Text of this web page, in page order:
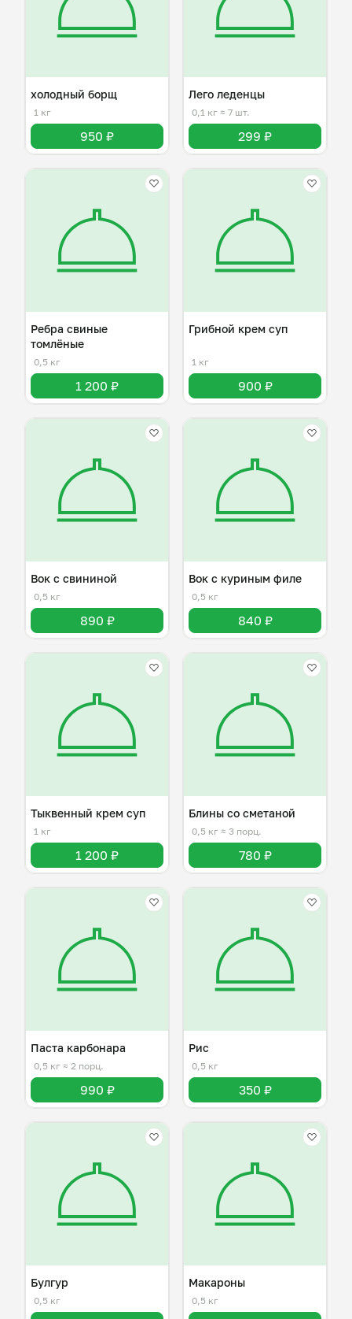
холодный борщ
1 кг
950 ₽
Лего леденцы
0,1 кг ≈ 7 шт.
299 ₽
Ребра свиные
томлёные
0,5 кг
1 200 ₽
Грибной крем суп
1 кг
900 ₽
Вок с свининой
0,5 кг
890 ₽
Вок с куриным филе
0,5 кг
840 ₽
Тыквенный крем суп
1 кг
1 200 ₽
Блины со сметаной
0,5 кг ≈ 3 порц.
780 ₽
Паста карбонара
0,5 кг ≈ 2 порц.
990 ₽
Рис
0,5 кг
350 ₽
Булгур
0,5 кг
Макароны
0,5 кг